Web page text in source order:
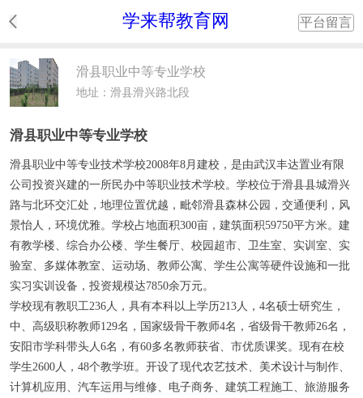
学来帮教育网 平台留言
滑县职业中等专业学校
地址：滑县滑兴路北段
滑县职业中等专业学校
滑县职业中等专业技术学校2008年8月建校，是由武汉丰达置业有限
公司投资兴建的一所民办中等职业技术学校。学校位于滑县县城滑兴
路与北环交汇处，地理位置优越，毗邻滑县森林公园，交通便利，风
景怡人，环境优雅。学校占地面积300亩，建筑面积59750平方米。建
有教学楼、综合办公楼、学生餐厅、校园超市、卫生室、实训室、实
验室、多媒体教室、运动场、教师公寓、学生公寓等硬件设施和一批
实习实训设备，投资规模达7850余万元。
学校现有教职工236人，具有本科以上学历213人，4名硕士研究生，
中、高级职称教师129名，国家级骨干教师4名，省级骨干教师26名，
安阳市学科带头人6名，有60多名教师获省、市优质课奖。现有在校
学生2600人，48个教学班。开设了现代农艺技术、美术设计与制作、
计算机应用、汽车运用与维修、电子商务、建筑工程施工、旅游服务